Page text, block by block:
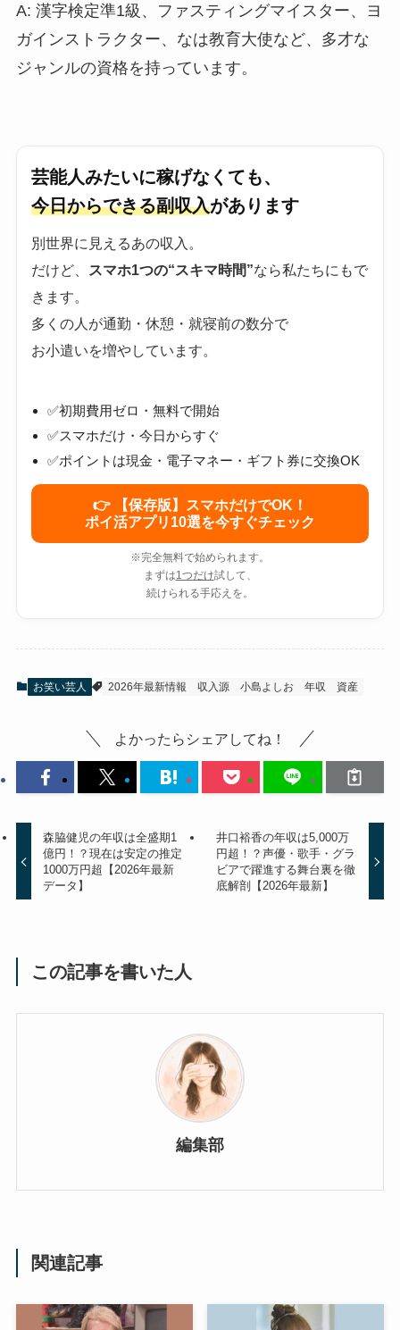
A: 漢字検定準1級、ファスティングマイスター、ヨ
ガインストラクター、なは教育大使など、多才な
ジャンルの資格を持っています。
芸能人みたいに稼げなくても、
今日からできる副収入があります
別世界に見えるあの収入。
だけど、
スマホ1つの“スキマ時間”なら私たちにもで
きます。
多くの人が通勤・休憩・就寝前の数分で
お小遣いを増やしています。
✅初期費用ゼロ・無料で開始
✅スマホだけ・今日からすぐ
✅ポイントは現金・電子マネー・ギフト券に交換OK
👉 【保存版】スマホだけでOK！
ポイ活アプリ10選を今すぐチェック
※完全無料で始められます。
まずは1つだけ試して、
続けられる手応えを。
お笑い芸人 2026年最新情報 収入源 小島よしお 年収 資産
よかったらシェアしてね！
森脇健児の年収は全盛期1
億円！？現在は安定の推定
1000万円超【2026年最新
データ】
井口裕香の年収は5,000万
円超！？声優・歌手・グラ
ビアで躍進する舞台裏を徹
底解剖【2026年最新】
この記事を書いた人
編集部
関連記事